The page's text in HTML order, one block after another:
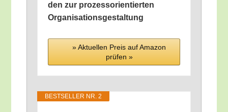
den zur pro­zess­ori­en­tier­ten
Organisationsgestaltung
» Aktu­el­len Preis auf Ama­zon
prü­fen »
BEST­SEL­LER NR. 2